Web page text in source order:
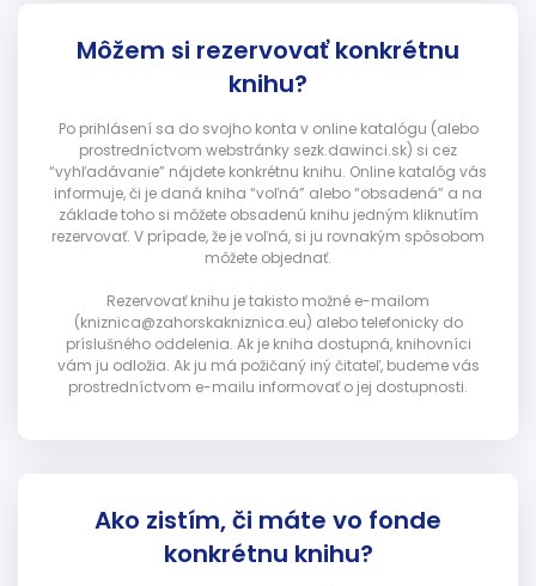
Môžem si rezervovať konkrétnu
knihu?
Po prihlásení sa do svojho konta v online katalógu (alebo
prostredníctvom webstránky sezk.dawinci.sk) si cez
“vyhľadávanie” nájdete konkrétnu knihu. Online katalóg vás
informuje, či je daná kniha “voľná” alebo “obsadená” a na
základe toho si môžete obsadenú knihu jedným kliknutím
rezervovať. V prípade, že je voľná, si ju rovnakým spôsobom
môžete objednať.
Rezervovať knihu je takisto možné e-mailom
(kniznica@zahorskakniznica.eu) alebo telefonicky do
príslušného oddelenia. Ak je kniha dostupná, knihovníci
vám ju odložia. Ak ju má požičaný iný čitateľ, budeme vás
prostredníctvom e-mailu informovať o jej dostupnosti.
Ako zistím, či máte vo fonde
konkrétnu knihu?